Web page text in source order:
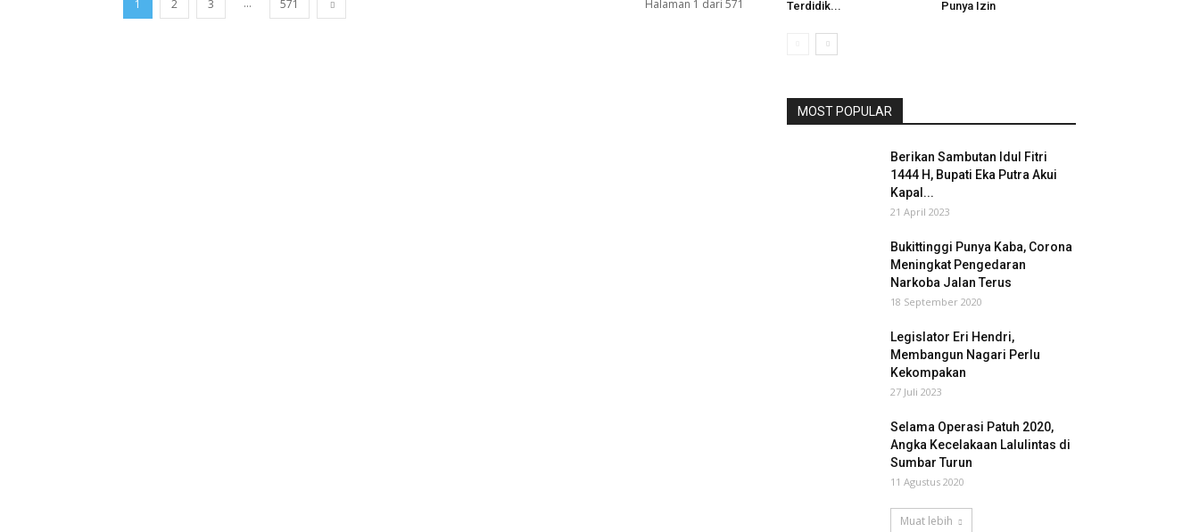
1 2 3 ... 571 Halaman 1 dari 571
Terdidik...
Punya Izin
MOST POPULAR
Berikan Sambutan Idul Fitri
1444 H, Bupati Eka Putra Akui
Kapal...
21 April 2023
Bukittinggi Punya Kaba, Corona
Meningkat Pengedaran
Narkoba Jalan Terus
18 September 2020
Legislator Eri Hendri,
Membangun Nagari Perlu
Kekompakan
27 Juli 2023
Selama Operasi Patuh 2020,
Angka Kecelakaan Lalulintas di
Sumbar Turun
11 Agustus 2020
Muat lebih